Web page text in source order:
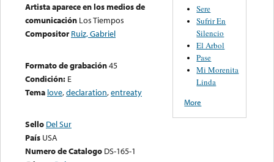
Artista aparece en los medios de
comunicación Los Tiempos
Compositor Ruiz, Gabriel
Formato de grabación45
Condición: E
Tema love,declaration,entreaty
Sello Del Sur
País USA
Numero de Catalogo DS-165-1
Sere
Sufrir En
Silencio
El Arbol
Pase
Mi Morenita
Linda
More